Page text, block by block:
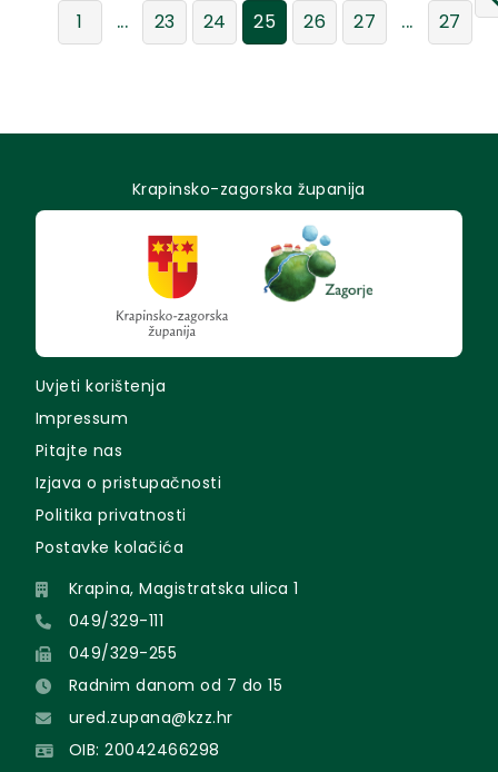
1 ... 23 24 25 26 27 ... 27
Krapinsko-zagorska županija
Uvjeti korištenja
Impressum
Pitajte nas
Izjava o pristupačnosti
Politika privatnosti
Postavke kolačića
Krapina, Magistratska ulica 1
049/329-111
049/329-255
Radnim danom od 7 do 15
ured.zupana@kzz.hr
OIB: 20042466298